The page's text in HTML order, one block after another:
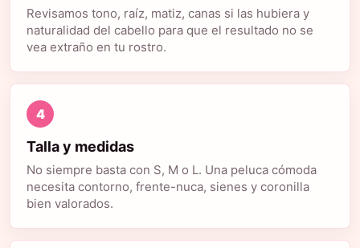
Revisamos tono, raíz, matiz, canas si las hubiera y
naturalidad del cabello para que el resultado no se
vea extraño en tu rostro.
4
Talla y medidas
No siempre basta con S, M o L. Una peluca cómoda
necesita contorno, frente-nuca, sienes y coronilla
bien valorados.